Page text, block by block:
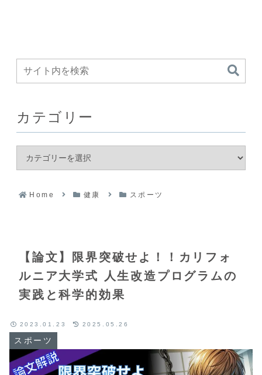
カテゴリー
Home 健康 スポーツ
【論文】限界突破せよ！！カリフォ
ルニア大学式 人生改造プログラムの
実践と科学的効果
スポーツ
2023.01.23 2025.05.26